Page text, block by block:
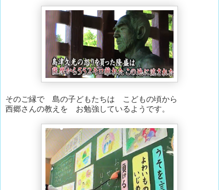
そのご縁で 島の子どもたちは こどもの頃から
西郷さんの教えを お勉強しているようです。